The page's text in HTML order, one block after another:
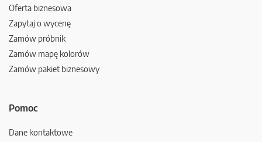
Oferta biznesowa
Zapytaj o wycenę
Zamów próbnik
Zamów mapę kolorów
Zamów pakiet biznesowy
Pomoc
Dane kontaktowe